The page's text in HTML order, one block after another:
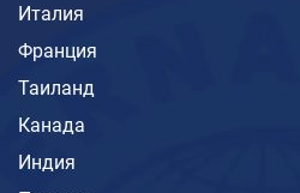
Италия
Франция
Таиланд
Канада
Индия